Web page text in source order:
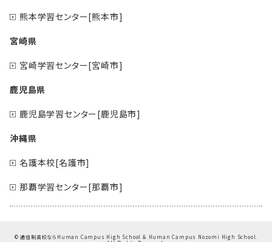
熊本学習センター[熊本市]
宮崎県
宮崎学習センター[宮崎市]
鹿児島県
鹿児島学習センター[鹿児島市]
沖縄県
名護本校[名護市]
那覇学習センター[那覇市]
©通信制高校ならHuman Campus High School & Human Campus Nozomi High School.